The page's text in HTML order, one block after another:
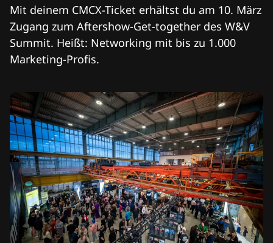
Mit deinem CMCX-Ticket erhältst du am 10. März
Zugang zum Aftershow-Get-together des W&V
Summit. Heißt: Networking mit bis zu 1.000
Marketing-Profis.